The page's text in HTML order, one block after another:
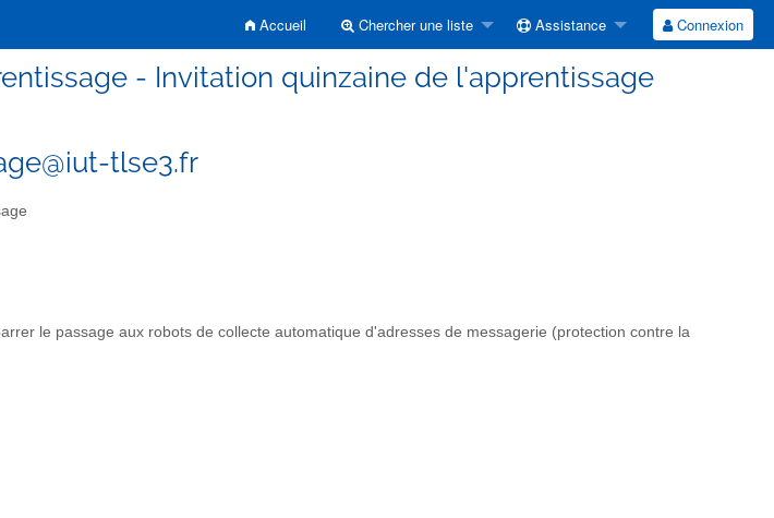
Accueil Chercher une liste Assistance Connexion
- Invitation quinzaine de l'apprentissage
tlse3.fr
le passage aux robots de collecte automatique d'adresses de messagerie (protection contre la